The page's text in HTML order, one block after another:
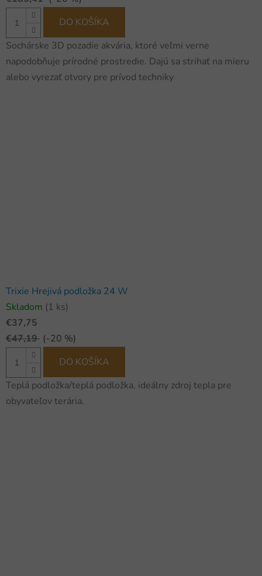
DO KOŠÍKA
Sochárske 3D pozadie akvária, ktoré veľmi verne
napodobňuje prírodné prostredie. Dajú sa strihať na mieru
alebo vyrezať otvory pre prívod techniky
Trixie Hrejivá podložka 24 W
Skladom (1 ks)
€37,75
€47,19 (–20 %)
DO KOŠÍKA
Teplá podložka/teplá podložka, ideálny zdroj tepla pre
obyvateľov terária.